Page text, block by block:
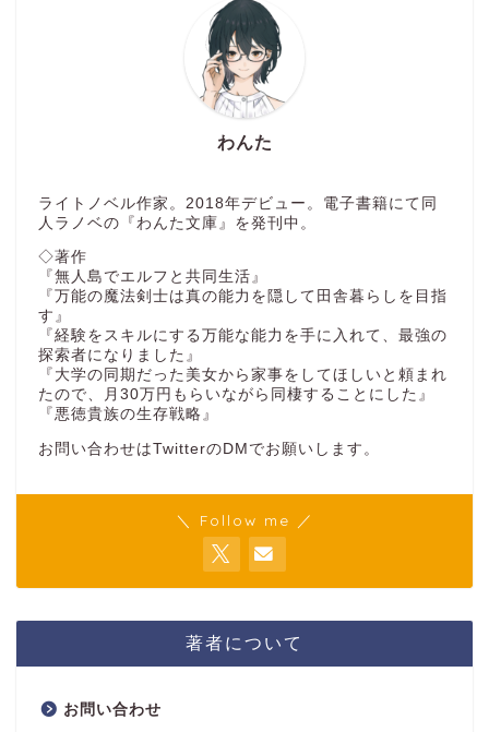
わんた
ライトノベル作家。2018年デビュー。電子書籍にて同
人ラノベの『わんた文庫』を発刊中。
◇著作
『無人島でエルフと共同生活』
『万能の魔法剣士は真の能力を隠して田舎暮らしを目指
す』
『経験をスキルにする万能な能力を手に入れて、最強の
探索者になりました』
『大学の同期だった美女から家事をしてほしいと頼まれ
たので、月30万円もらいながら同棲することにした』
『悪徳貴族の生存戦略』
お問い合わせはTwitterのDMでお願いします。
＼ Follow me ／
著者について
お問い合わせ